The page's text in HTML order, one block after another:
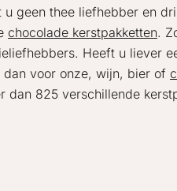
u geen thee liefhebber en
chocolade kerstpakketten.
Heeft u liever
dan voor onze, wijn, bier of
dan 825 verschillende